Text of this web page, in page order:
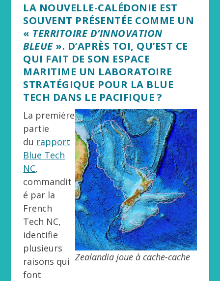
LA NOUVELLE-CALÉDONIE EST
SOUVENT PRÉSENTÉE COMME UN
« TERRITOIRE D’INNOVATION
BLEUE». D’APRÈS TOI, QU’EST CE
QUI FAIT DE SON ESPACE
MARITIME UN LABORATOIRE
STRATÉGIQUE POUR LA BLUE
TECH DANS LE PACIFIQUE ?
Zealandia joue à cache-cache
La première
partie
du rapport
Blue Tech
NC,
commandit
é par la
French
Tech NC,
identifie
plusieurs
raisons qui
font